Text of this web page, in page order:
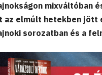
mixváltóban
az elmúlt hetekben jött
sorozatban és a